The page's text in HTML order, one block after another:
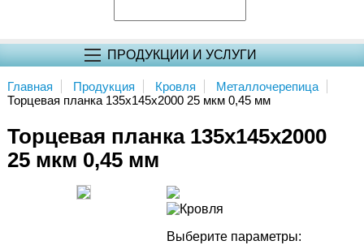
ПРОДУКЦИИ И УСЛУГИ
Главная Продукция Кровля
Металлочерепица
Торцевая планка 135х145х2000 25 мкм 0,45 мм
Торцевая планка 135х145х2000
25 мкм 0,45 мм
Выберите параметры: